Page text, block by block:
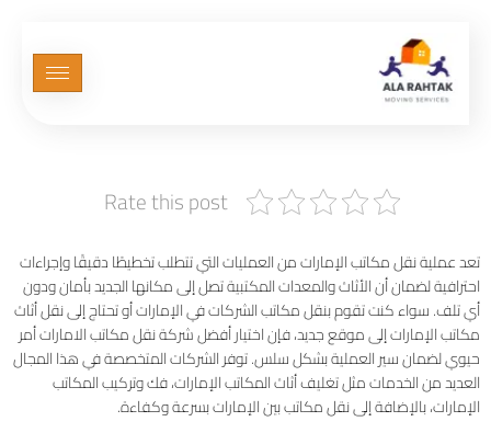
Rate this post
تعد عملية نقل مكاتب الإمارات من العمليات التي تتطلب تخطيطًا دقيقًا وإجراءات
احترافية لضمان أن الأثاث والمعدات المكتبية تصل إلى مكانها الجديد بأمان ودون
أي تلف. سواء كنت تقوم بنقل مكاتب الشركات في الإمارات أو تحتاج إلى نقل أثاث
مكاتب الإمارات إلى موقع جديد، فإن اختيار أفضل شركة نقل مكاتب الامارات أمر
حيوي لضمان سير العملية بشكل سلس. توفر الشركات المتخصصة في هذا المجال
العديد من الخدمات مثل تغليف أثاث المكاتب الإمارات، فك وتركيب المكاتب
الإمارات، بالإضافة إلى نقل مكاتب بين الإمارات بسرعة وكفاءة.